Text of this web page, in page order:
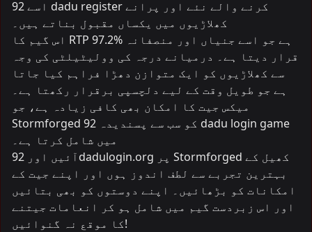
اسے 92 dadu register کرنے والے نئے اور پرانے
کھلاڑیوں میں یکساں مقبول بناتے ہیں۔
اس گیم کا RTP 97.2% ہے جو اسے جنیاں اور منصفانہ
قرار دیتا ہے۔ درمیانے درجہ کی وولیٹیلٹی کی وجہ
سے کھلاڑیوں کو ایک متوازن دھڑا فراہم کیا جاتا
ہے جو طویل وقت کے لیے دلچسپی برقرار رکھتا ہے۔
میکس جیت کا امکان بھی کافی زیادہ ہے، جو
Stormforged کو سب سے پسندیدہ 92 dadu login game
میں شامل کرتا ہے۔
آئیں اور 92dadulogin.org پر Stormforged کھیل کے
بہترین تجربے سے لطف اندوز ہوں اور اپنے جیت کے
امکانات کو بڑھائیں۔ اپنے دوستوں کو بھی بتائیں
اور اس زبردست گیم میں شامل ہو کر انعامات جیتنے
کا موقع نہ گنوائیں!